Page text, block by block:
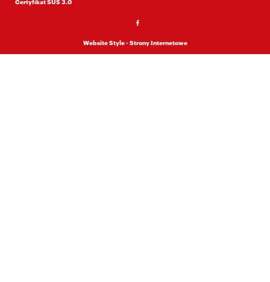
Certyfikat SUS 3.0
Website Style - Strony Internetowe